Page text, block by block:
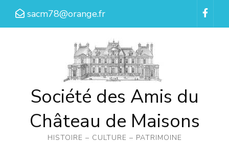
Aller
sacm78@orange.fr
Société des Amis du
Château de Maisons
HISTOIRE – CULTURE – PATRIMOINE